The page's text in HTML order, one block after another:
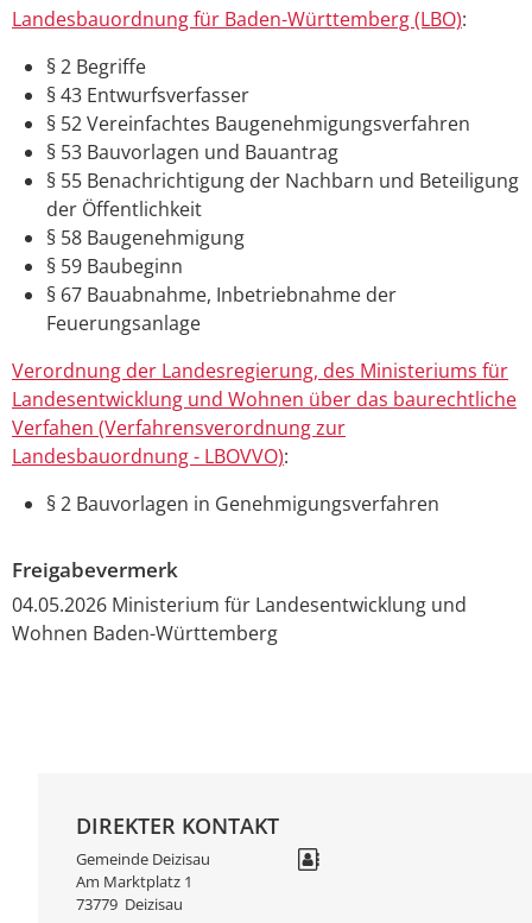
Landesbauordnung für Baden-Württemberg (LBO):
§ 2 Begriffe
§ 43 Entwurfsverfasser
§ 52 Vereinfachtes Baugenehmigungsverfahren
§ 53 Bauvorlagen und Bauantrag
§ 55 Benachrichtigung der Nachbarn und Beteiligung
der Öffentlichkeit
§ 58 Baugenehmigung
§ 59 Baubeginn
§ 67 Bauabnahme, Inbetriebnahme der
Feuerungsanlage
Verordnung der Landesregierung, des Ministeriums für
Landesentwicklung und Wohnen über das baurechtliche
Verfahen (Verfahrensverordnung zur
Landesbauordnung - LBOVVO):
§ 2 Bauvorlagen in Genehmigungsverfahren
Freigabevermerk
04.05.2026 Ministerium für Landesentwicklung und
Wohnen Baden-Württemberg
DIREKTER KONTAKT
Gemeinde Deizisau
Am Marktplatz 1
73779 Deizisau